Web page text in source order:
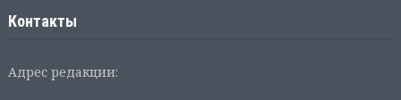
Контакты
Адрес редакции: